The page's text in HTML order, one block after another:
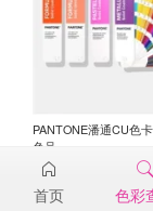
PANTONE潘通CU色
色号
￥3045
首页 色彩